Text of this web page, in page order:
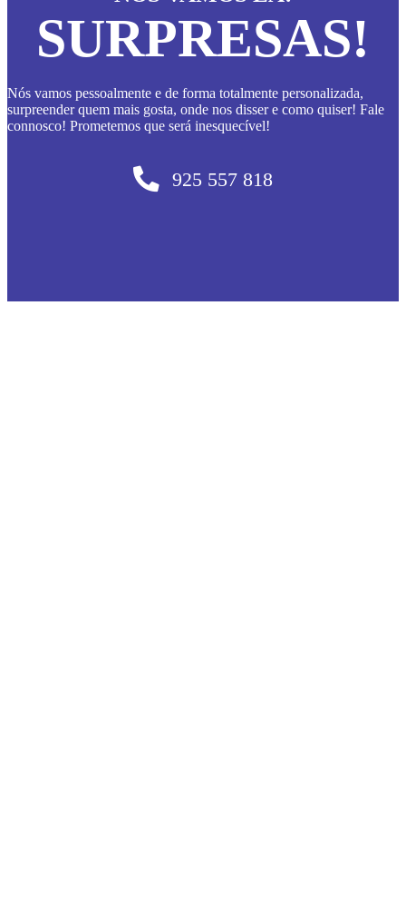
SURPRESAS!
Nós vamos pessoalmente e de forma totalmente personalizada,
surpreender quem mais gosta, onde nos disser e como quiser! Fale
connosco! Prometemos que será inesquecível!
925 557 818